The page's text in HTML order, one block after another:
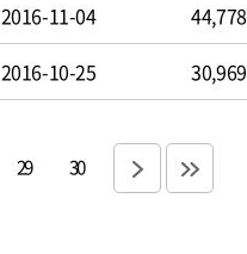
2016-11-04
44,778
2016-10-25 30,969
29 30